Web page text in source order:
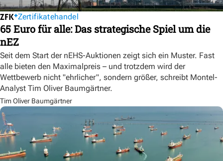
Zertifikatehandel
65 Euro für alle: Das strategische Spiel um die
nEZ
Seit dem Start der nEHS-Auktionen zeigt sich ein Muster. Fast
alle bieten den Maximalpreis – und trotzdem wird der
Wettbewerb nicht "ehrlicher", sondern größer, schreibt Montel-
Analyst Tim Oliver Baumgärtner.
Tim Oliver Baumgärtner